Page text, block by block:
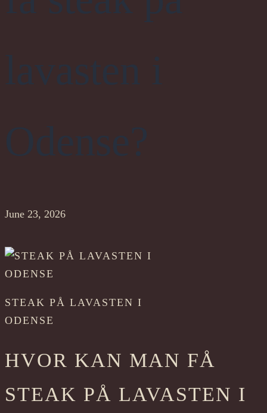
June 23, 2026
STEAK PÅ LAVASTEN I
ODENSE
HVOR KAN MAN FÅ
STEAK PÅ LAVASTEN I